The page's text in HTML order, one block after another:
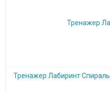
Тренажер Лабиринт Спираль